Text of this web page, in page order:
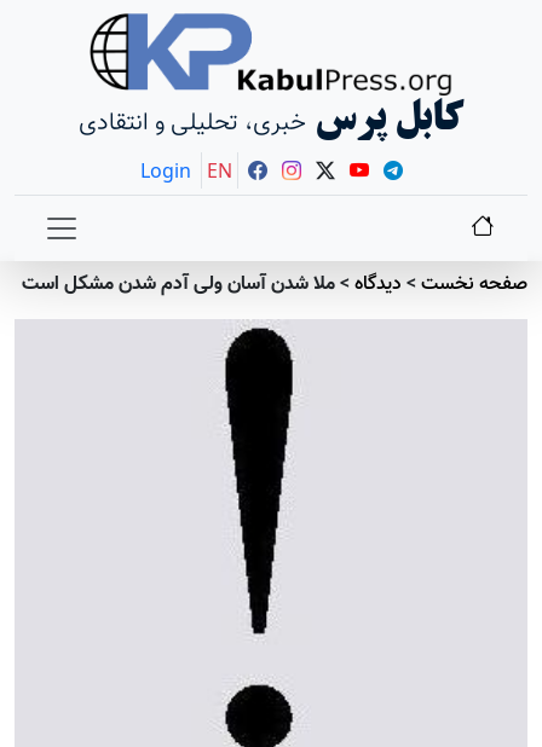
کابل پرس خبری، تحلیلی و انتقادی
Login EN
صفحه نخست> دیدگاه>ملا شدن آسان ولی آدم شدن مشکل است